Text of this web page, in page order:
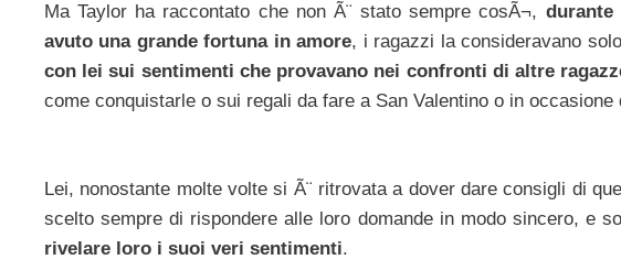
Ma Taylor ha raccontato che non Ã¨ stato sempre cosÃ¬,
avuto una grande fortuna in amore, i ragazzi la consideravano
con lei sui sentimenti che provavano nei confronti di altre
come conquistarle o sui regali da fare a San Valentino o in
Lei, nonostante molte volte si Ã¨ ritrovata a dover dare consigli di
scelto sempre di rispondere alle loro domande in modo sincero, e
rivelare loro i suoi veri sentimenti.